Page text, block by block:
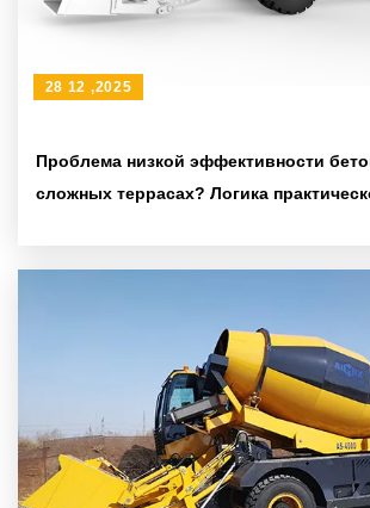
Проблема низкой эффективности
сложных террасах? Логика
28 12 ,2025